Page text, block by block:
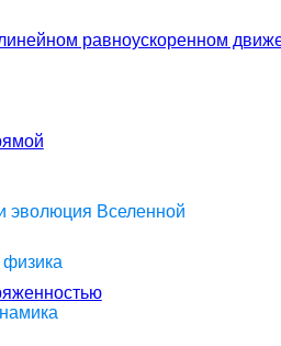
равноускоренном
эволюция Вселенной
физика